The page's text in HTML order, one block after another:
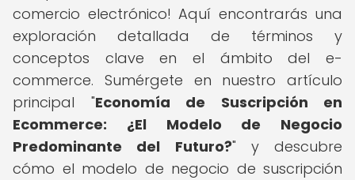
comercio electrónico! Aquí encontrarás una
exploración detallada de términos y
conceptos clave en el ámbito del e-
commerce. Sumérgete en nuestro artículo
principal "Economía de Suscripción en
Ecommerce: ¿El Modelo de Negocio
Predominante del Futuro?" y descubre
cómo el modelo de negocio de suscripción